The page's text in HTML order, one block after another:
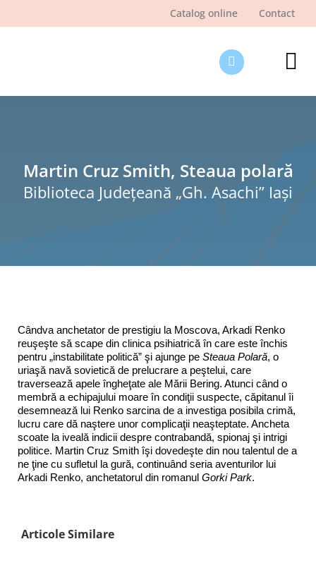
Catalog online Contact
Martin Cruz Smith, Steaua polară
Biblioteca Judeţeană „Gh. Asachi” Iaşi
Cândva anchetator de prestigiu la Moscova, Arkadi Renko
reuşeşte să scape din clinica psihiatrică în care este închis
pentru „instabilitate politică” şi ajunge pe Steaua Polară, o
uriaşă navă sovietică de prelucrare a peştelui, care
traversează apele îngheţate ale Mării Bering. Atunci când o
membră a echipajului moare în condiţii suspecte, căpitanul îi
desemnează lui Renko sarcina de a investiga posibila crimă,
lucru care dă naştere unor complicaţii neaşteptate. Ancheta
scoate la iveală indicii despre contrabandă, spionaj şi intrigi
politice. Martin Cruz Smith îşi dovedeşte din nou talentul de a
ne ţine cu sufletul la gură, continuând seria aventurilor lui
Arkadi Renko, anchetatorul din romanul Gorki Park.
Articole Similare